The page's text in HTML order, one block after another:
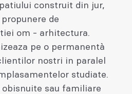
construit din jur,
de
om - arhitectura.
pe o permanentà
nostri in paralel
studiate.
sau familiare